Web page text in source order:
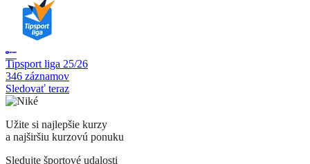
Tipsport liga 25/26
346 záznamov
Sledovať teraz
Užite si najlepšie kurzy
a najširšiu kurzovú ponuku
Sledujte športové udalosti